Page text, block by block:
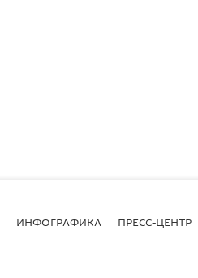
ИНФОГРАФИКА ПРЕСС-ЦЕНТР